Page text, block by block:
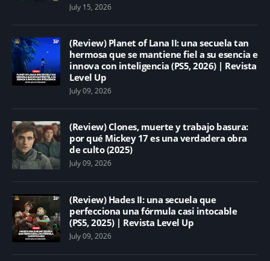
July 15, 2026
(Review) Planet of Lana II: una secuela tan
hermosa que se mantiene fiel a su esencia e
innova con inteligencia (PS5, 2026) | Revista
Level Up
July 09, 2026
(Review) Clones, muerte y trabajo basura:
por qué Mickey 17 es una verdadera obra
de culto (2025)
July 09, 2026
(Review) Hades II: una secuela que
perfecciona una fórmula casi intocable
(PS5, 2025) | Revista Level Up
July 09, 2026